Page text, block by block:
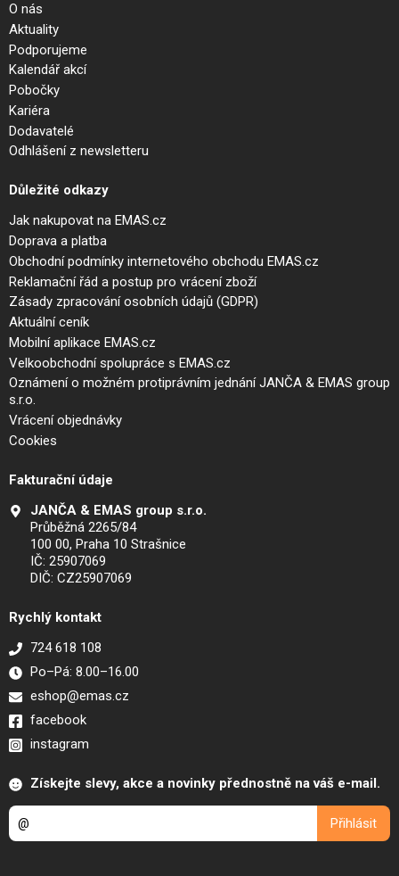
O nás
Aktuality
Podporujeme
Kalendář akcí
Pobočky
Kariéra
Dodavatelé
Odhlášení z newsletteru
Důležité odkazy
Jak nakupovat na EMAS.cz
Doprava a platba
Obchodní podmínky internetového obchodu EMAS.cz
Reklamační řád a postup pro vrácení zboží
Zásady zpracování osobních údajů (GDPR)
Aktuální ceník
Mobilní aplikace EMAS.cz
Velkoobchodní spolupráce s EMAS.cz
Oznámení o možném protiprávním jednání JANČA & EMAS group
s.r.o.
Vrácení objednávky
Cookies
Fakturační údaje
JANČA & EMAS group s.r.o.
Průběžná 2265/84
100 00, Praha 10 Strašnice
IČ: 25907069
DIČ: CZ25907069
Rychlý kontakt
724 618 108
Po–Pá: 8.00–16.00
eshop@emas.cz
facebook
instagram
Získejte slevy, akce a novinky přednostně na váš e-mail.